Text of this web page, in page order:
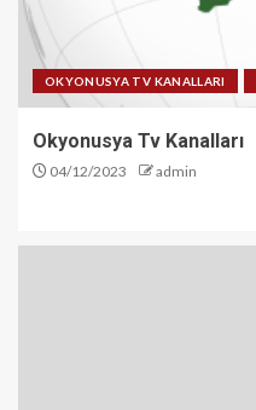
OKYONUSYA TV KANALLARI
Okyonusya Tv Kanalları
04/12/2023 admin